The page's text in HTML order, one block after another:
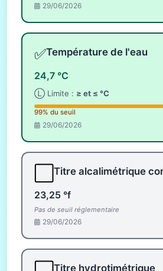
29/06/2026
✅Température de l'eau
24,7 °C
Ⓛ Limite : ≥ et ≤ °C
99% du seuil
29/06/2026
Titre alcalimétrique
23,25 °f
Pas de seuil réglementaire
29/06/2026
Titre hydrotimétrique